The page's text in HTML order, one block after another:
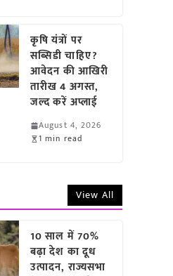
कृषि यंत्रों पर
सब्सिडी चाहिए?
आवेदन की आखिरी
तारीख 4 अगस्त,
जल्द करें अप्लाई
August 4, 2026
1 min read
View All
10 साल में 70%
बढ़ा देश का दूध
उत्पादन, राज्यसभा